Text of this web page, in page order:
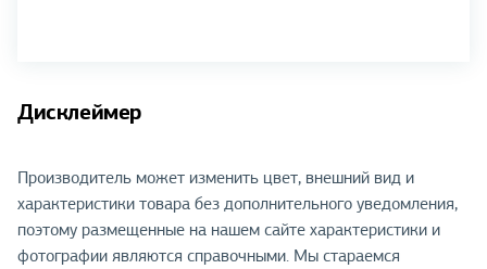
Дисклеймер
Производитель может изменить цвет, внешний вид и
характеристики товара без дополнительного уведомления,
поэтому размещенные на нашем сайте характеристики и
фотографии являются справочными. Мы стараемся